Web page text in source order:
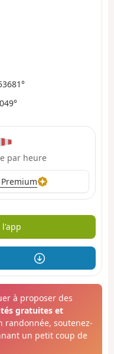
par heure
à proposer des
gratuites et
randonnée, soutenez-
un petit coup de